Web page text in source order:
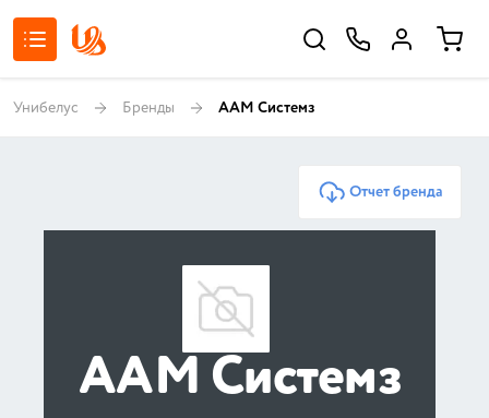
Унибелус Бренды ААМ Системз
Отчет бренда
ААМ Системз